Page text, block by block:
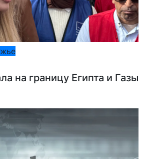
на границу Египта и Газы